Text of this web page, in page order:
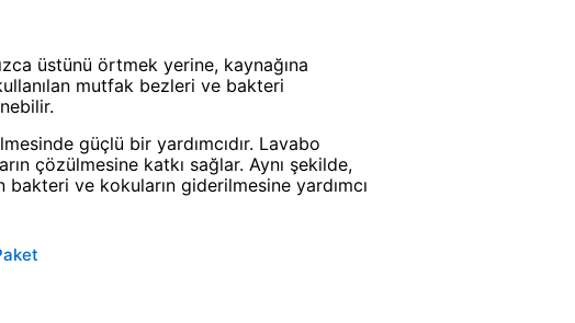
üstünü örtmek yerine, kaynağına
mutfak bezleri ve bakteri
güçlü bir yardımcıdır. Lavabo
çözülmesine katkı sağlar. Aynı şekilde,
ve kokuların giderilmesine yardımcı